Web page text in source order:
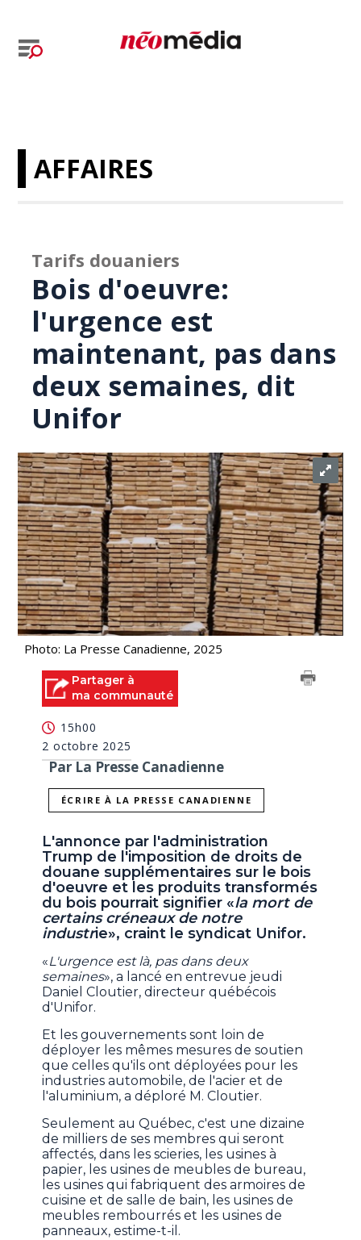
AFFAIRES
Tarifs douaniers
Bois d'oeuvre:
l'urgence est
maintenant, pas dans
deux semaines, dit
Unifor
Photo: La Presse Canadienne, 2025
Partager à
ma communauté
15h00
2 octobre 2025
Par La Presse Canadienne
ÉCRIRE À LA PRESSE CANADIENNE
L'annonce par l'administration
Trump de l'imposition de droits de
douane supplémentaires sur le bois
d'oeuvre et les produits transformés
du bois pourrait signifier «la mort de
certains créneaux de notre
industrie», craint le syndicat Unifor.
«L'urgence est là, pas dans deux
semaines», a lancé en entrevue jeudi
Daniel Cloutier, directeur québécois
d'Unifor.
Et les gouvernements sont loin de
déployer les mêmes mesures de soutien
que celles qu'ils ont déployées pour les
industries automobile, de l'acier et de
l'aluminium, a déploré M. Cloutier.
Seulement au Québec, c'est une dizaine
de milliers de ses membres qui seront
affectés, dans les scieries, les usines à
papier, les usines de meubles de bureau,
les usines qui fabriquent des armoires de
cuisine et de salle de bain, les usines de
meubles rembourrés et les usines de
panneaux, estime-t-il.